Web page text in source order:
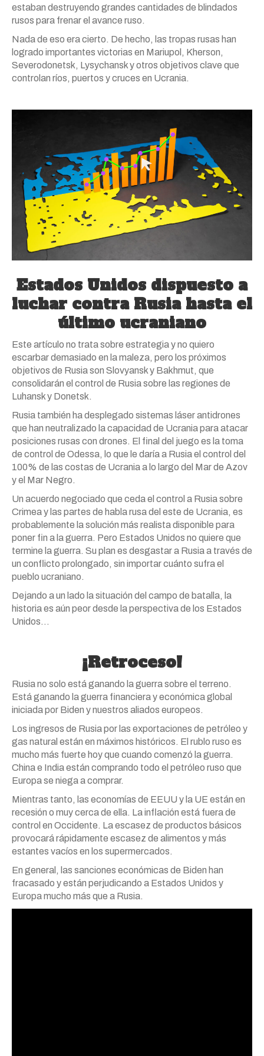
estaban destruyendo grandes cantidades de blindados
rusos para frenar el avance ruso.
Nada de eso era cierto. De hecho, las tropas rusas han
logrado importantes victorias en Mariupol, Kherson,
Severodonetsk, Lysychansk y otros objetivos clave que
controlan ríos, puertos y cruces en Ucrania.
Estados Unidos dispuesto a
luchar contra Rusia hasta el
último ucraniano
Este artículo no trata sobre estrategia y no quiero
escarbar demasiado en la maleza, pero los próximos
objetivos de Rusia son Slovyansk y Bakhmut, que
consolidarán el control de Rusia sobre las regiones de
Luhansk y Donetsk.
Rusia también ha desplegado sistemas láser antidrones
que han neutralizado la capacidad de Ucrania para atacar
posiciones rusas con drones. El final del juego es la toma
de control de Odessa, lo que le daría a Rusia el control del
100% de las costas de Ucrania a lo largo del Mar de Azov
y el Mar Negro.
Un acuerdo negociado que ceda el control a Rusia sobre
Crimea y las partes de habla rusa del este de Ucrania, es
probablemente la solución más realista disponible para
poner fin a la guerra. Pero Estados Unidos no quiere que
termine la guerra. Su plan es desgastar a Rusia a través de
un conflicto prolongado, sin importar cuánto sufra el
pueblo ucraniano.
Dejando a un lado la situación del campo de batalla, la
historia es aún peor desde la perspectiva de los Estados
Unidos…
¡Retroceso!
Rusia no solo está ganando la guerra sobre el terreno.
Está ganando la guerra financiera y económica global
iniciada por Biden y nuestros aliados europeos.
Los ingresos de Rusia por las exportaciones de petróleo y
gas natural están en máximos históricos. El rublo ruso es
mucho más fuerte hoy que cuando comenzó la guerra.
China e India están comprando todo el petróleo ruso que
Europa se niega a comprar.
Mientras tanto, las economías de EEUU y la UE están en
recesión o muy cerca de ella. La inflación está fuera de
control en Occidente. La escasez de productos básicos
provocará rápidamente escasez de alimentos y más
estantes vacíos en los supermercados.
En general, las sanciones económicas de Biden han
fracasado y están perjudicando a Estados Unidos y
Europa mucho más que a Rusia.